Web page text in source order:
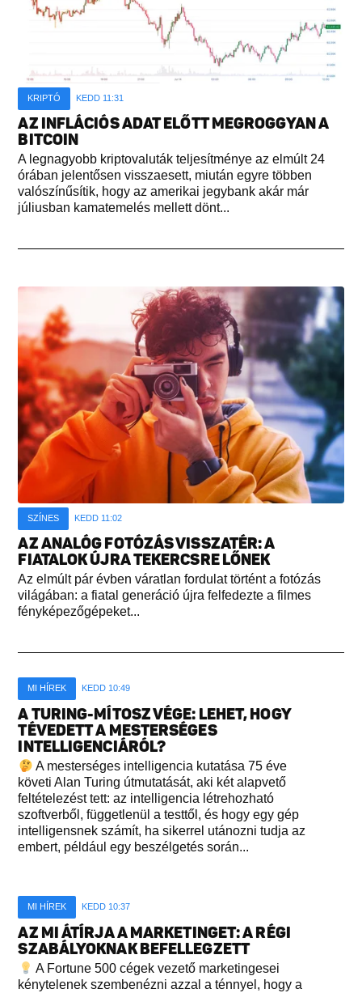
KRIPTÓ KEDD 11:31
AZ INFLÁCIÓS ADAT ELŐTT MEGROGGYAN A
BITCOIN
A legnagyobb kriptovaluták teljesítménye az elmúlt 24
órában jelentősen visszaesett, miután egyre többen
valószínűsítik, hogy az amerikai jegybank akár már
júliusban kamatemelés mellett dönt...
SZÍNES KEDD 11:02
AZ ANALÓG FOTÓZÁS VISSZATÉR: A
FIATALOK ÚJRA TEKERCSRE LŐNEK
Az elmúlt pár évben váratlan fordulat történt a fotózás
világában: a fiatal generáció újra felfedezte a filmes
fényképezőgépeket...
MI HÍREK KEDD 10:49
A TURING-MÍTOSZ VÉGE: LEHET, HOGY
TÉVEDETT A MESTERSÉGES
INTELLIGENCIÁRÓL?
A mesterséges intelligencia kutatása 75 éve
követi Alan Turing útmutatását, aki két alapvető
feltételezést tett: az intelligencia létrehozható
szoftverből, függetlenül a testtől, és hogy egy gép
intelligensnek számít, ha sikerrel utánozni tudja az
embert, például egy beszélgetés során...
MI HÍREK KEDD 10:37
AZ MI ÁTÍRJA A MARKETINGET: A RÉGI
SZABÁLYOKNAK BEFELLEGZETT
A Fortune 500 cégek vezető marketingesei
kénytelenek szembenézni azzal a ténnyel, hogy a